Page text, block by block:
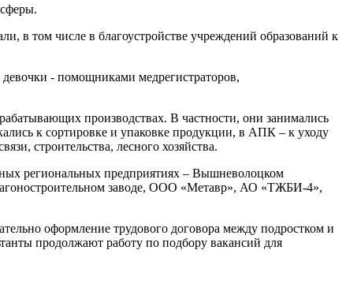
в том числе в благоустройстве учреждений образований к
- помощниками медрегистраторов,
производствах. В частности, они занимались
к сортировке и упаковке продукции, в АПК – к уходу
строительства, лесного хозяйства.
региональных предприятиях – Вышневолоцком
заводе, ООО «Метавр», АО «ТЖБИ-4»,
оформление трудового договора между подростком и
продолжают работу по подбору вакансий для